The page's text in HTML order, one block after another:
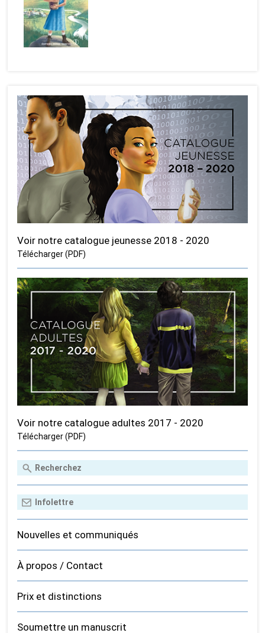
Voir notre catalogue jeunesse 2018 - 2020
Télécharger (PDF)
Voir notre catalogue adultes 2017 - 2020
Télécharger (PDF)
Nouvelles et communiqués
À propos / Contact
Prix et distinctions
Soumettre un manuscrit